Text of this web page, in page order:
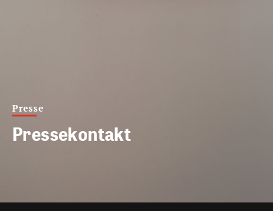
Presse
Pressekontakt